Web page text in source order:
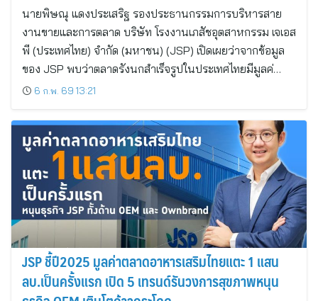
นายพิษณุ แดงประเสริฐ รองประธานกรรมการบริหารสาย
งานขายและการตลาด บริษัท โรงงานเภสัชอุตสาหกรรม เจเอส
พี (ประเทศไทย) จำกัด (มหาชน) (JSP) เปิดเผยว่าจากข้อมูล
ของ JSP พบว่าตลาดรังนกสำเร็จรูปในประเทศไทยมีมูลค่…
6 ก.พ. 69 13:21
JSP ชี้ปี2025 มูลค่าตลาดอาหารเสริมไทยแตะ 1 แสน
ลบ.เป็นครั้งแรก เปิด 5 เทรนด์รันวงการสุขภาพหนุน